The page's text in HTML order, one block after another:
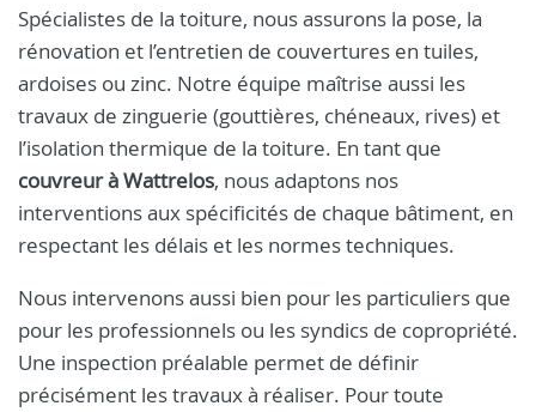
Spécialistes de la toiture, nous assurons la pose, la
rénovation et l’entretien de couvertures en tuiles,
ardoises ou zinc. Notre équipe maîtrise aussi les
travaux de zinguerie (gouttières, chéneaux, rives) et
l’isolation thermique de la toiture. En tant que
couvreur à Wattrelos, nous adaptons nos
interventions aux spécificités de chaque bâtiment, en
respectant les délais et les normes techniques.
Nous intervenons aussi bien pour les particuliers que
pour les professionnels ou les syndics de copropriété.
Une inspection préalable permet de définir
précisément les travaux à réaliser. Pour toute